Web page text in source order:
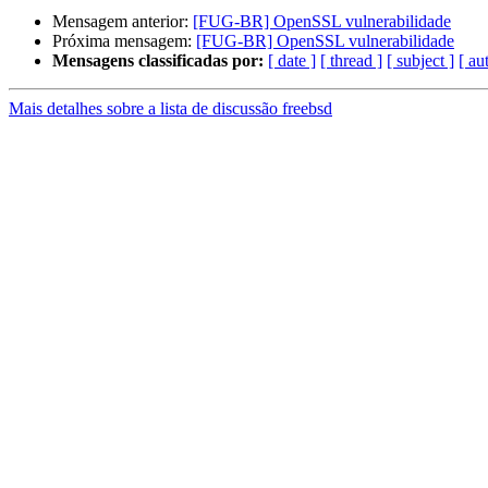
Mensagem anterior: [FUG-BR] OpenSSL vulnerabilidade
Próxima mensagem: [FUG-BR] OpenSSL vulnerabilidade
Mensagens classificadas por: [ date ] [ thread ] [ subject ] [
Mais detalhes sobre a lista de discussão freebsd